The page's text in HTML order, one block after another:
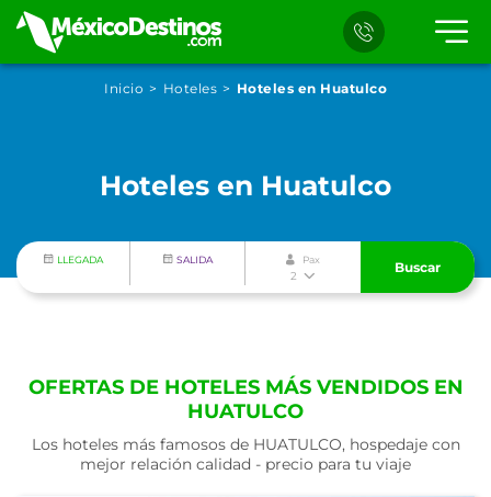
Inicio Hoteles Hoteles en Huatulco
Hoteles en Huatulco
LLEGADA SALIDA Pax
2
Buscar
OFERTAS DE HOTELES MÁS VENDIDOS EN
HUATULCO
Los hoteles más famosos de HUATULCO, hospedaje con
mejor relación calidad - precio para tu viaje